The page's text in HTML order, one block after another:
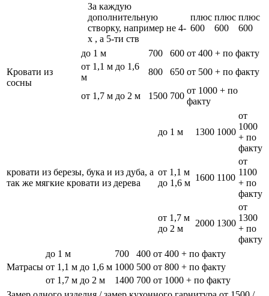
За каждую
дополнительную
створку, например не 4-
х , а 5-ти ств
плюс
600
плюс
600
плюс
600
Кровати из
сосны
до 1 м 700 600 от 400 + по факту
от 1,1 м до 1,6
м
800 650 от 500 + по факту
от 1,7 м до 2 м 1500 700
от 1000 + по
факту
кровати из березы, бука и из дуба, а
так же мягкие кровати из дерева
до 1 м 1300 1000
от
1000
+ по
факту
от 1,1 м
до 1,6 м
1600 1100
от
1100
+ по
факту
от 1,7 м
до 2 м
2000 1300
от
1300
+ по
факту
Матрасы
до 1 м 700 400 от 400 + по факту
от 1,1 м до 1,6 м 1000 500 от 800 + по факту
от 1,7 м до 2 м
1400 700 от 1000 + по факту